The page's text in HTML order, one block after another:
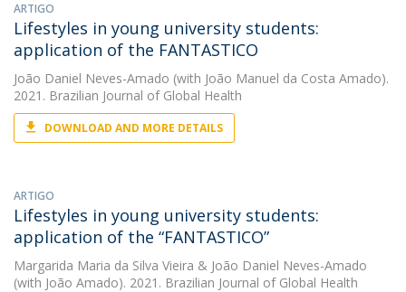
ARTIGO
Lifestyles in young university students:
application of the FANTASTICO
João Daniel Neves-Amado (with João Manuel da Costa Amado).
2021. Brazilian Journal of Global Health
DOWNLOAD AND MORE DETAILS
ARTIGO
Lifestyles in young university students:
application of the “FANTASTICO”
Margarida Maria da Silva Vieira & João Daniel Neves-Amado
(with João Amado). 2021. Brazilian Journal of Global Health